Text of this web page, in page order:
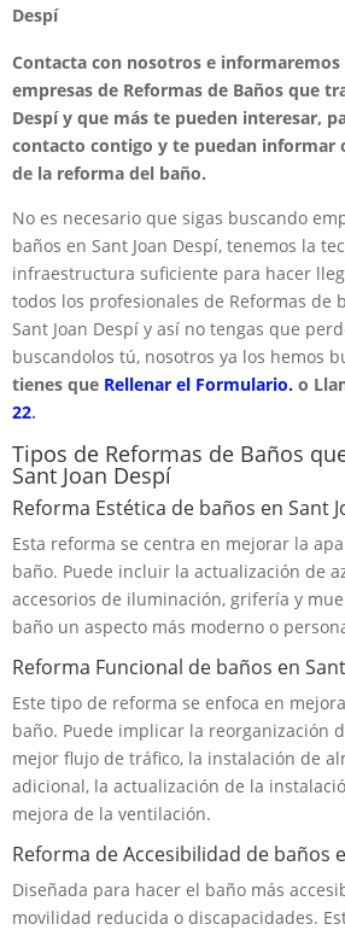
Despí
Contacta con nosotros e informaremos
empresas de Reformas de Baños que
Despí y que más te pueden interesar,
contacto contigo y te puedan informar
de la reforma del baño.
No es necesario que sigas buscando
baños en Sant Joan Despí, tenemos la
infraestructura suficiente para hacer
todos los profesionales de Reformas de
Sant Joan Despí y así no tengas que
buscandolos tú, nosotros ya los hemos
tienes que Rellenar el Formulario. o
22.
Tipos de Reformas de Baños
Sant Joan Despí
Reforma Estética de baños en Sant
Esta reforma se centra en mejorar la
baño. Puede incluir la actualización de
accesorios de iluminación, grifería y
baño un aspecto más moderno o
Reforma Funcional de baños en
Este tipo de reforma se enfoca en
baño. Puede implicar la reorganización
mejor flujo de tráfico, la instalación de
adicional, la actualización de la
mejora de la ventilación.
Reforma de Accesibilidad de baños
Diseñada para hacer el baño más
movilidad reducida o discapacidades.